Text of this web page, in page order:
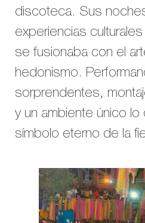
discoteca. Sus
experiencias
se fusionaba con el
hedonismo.
sorprendentes,
y un ambiente único lo
símbolo eterno de la